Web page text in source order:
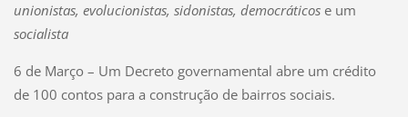
unionistas, evolucionistas, sidonistas, democráticose um
socialista
6 de Março – Um Decreto governamental abre um crédito
de 100 contos para a construção de bairros sociais.